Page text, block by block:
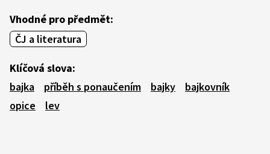
Vhodné pro předmět:
ČJ a literatura
Klíčová slova:
bajka
příběh s ponaučením bajky
bajkovník
opice
lev